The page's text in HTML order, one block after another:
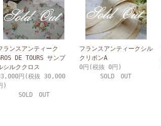
ランスアンティーク
DE TOURS サンプ
シルククロス
円(税抜 30,000
)
SOLD OUT
フランスアンティークシル
クリボンA
0円(税抜 0円)
SOLD OUT